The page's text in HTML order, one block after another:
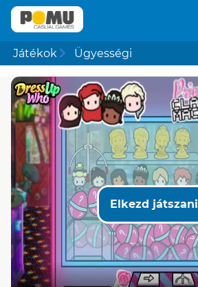
Játékok Ügyességi
Elkezd játszani